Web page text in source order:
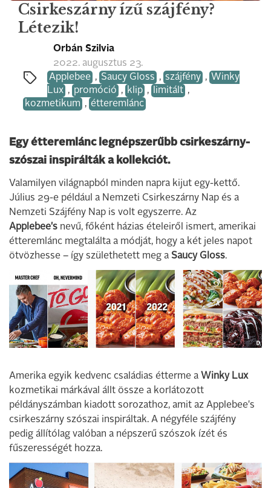
Csirkeszárny ízű szájfény?
Létezik!
Orbán Szilvia
2022. augusztus 23.
Applebee , Saucy Gloss , szájfény , Winky
Lux , promóció , klip , limitált ,
kozmetikum , étteremlánc
Egy étteremlánc legnépszerűbb csirkeszárny-
szószai inspirálták a kollekciót.
Valamilyen világnapból minden napra kijut egy-kettő.
Július 29-e például a Nemzeti Csirkeszárny Nap és a
Nemzeti Szájfény Nap is volt egyszerre. Az
Applebee's nevű, főként házias ételeiről ismert, amerikai
étteremlánc megtalálta a módját, hogy a két jeles napot
ötvözhesse – így születhetett meg a Saucy Gloss.
Amerika egyik kedvenc családias étterme a Winky Lux
kozmetikai márkával állt össze a korlátozott
példányszámban kiadott sorozathoz, amit az Applebee's
csirkeszárny szószai inspiráltak. A négyféle szájfény
pedig állítólag valóban a népszerű szószok ízét és
fűszerességét hozza.